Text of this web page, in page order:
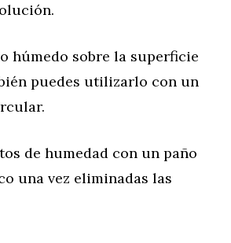
húmedo sobre la superficie
puedes utilizarlo con un
de humedad con un paño
una vez eliminadas las